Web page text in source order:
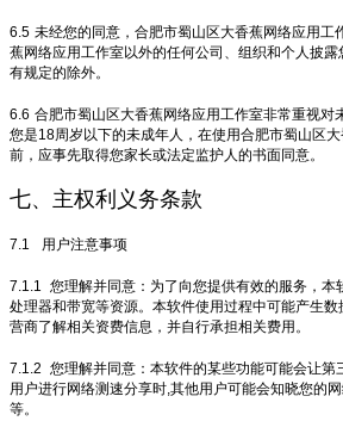
6.5 未经您的同意，合肥市蜀山区大香蕉网络应用工
蕉网络应用工作室以外的任何公司、组织和个人披
有规定的除外。
6.6 合肥市蜀山区大香蕉网络应用工作室非常重视对
您是18周岁以下的未成年人，在使用合肥市蜀山区
前，应事先取得您家长或法定监护人的书面同意。
七、主权利义务条款
7.1 用户注意事项
7.1.1 您理解并同意：为了向您提供有效的服务，本
处理器和带宽等资源。本软件使用过程中可能产生
营商了解相关资费信息，并自行承担相关费用。
7.1.2 您理解并同意：本软件的某些功能可能会让第
用户进行网络测速分享时,其他用户可能会知晓您的
等。